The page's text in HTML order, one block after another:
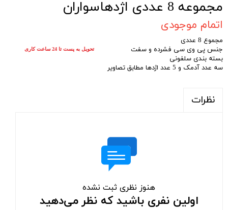
مجموعه 8 عددی اژدهاسواران
اتمام موجودی
مجموع 8 عددی
جنس پی وی سی فشرده و سفت
بسته بندی سلفونی
سه عدد آدمک و 5 عدد اژدها مطابق تصاویر
نظرات
هنوز نظری ثبت نشده
اولین نفری باشید که نظر می‌دهید
تحویل به پست تا 24 ساعت کاری